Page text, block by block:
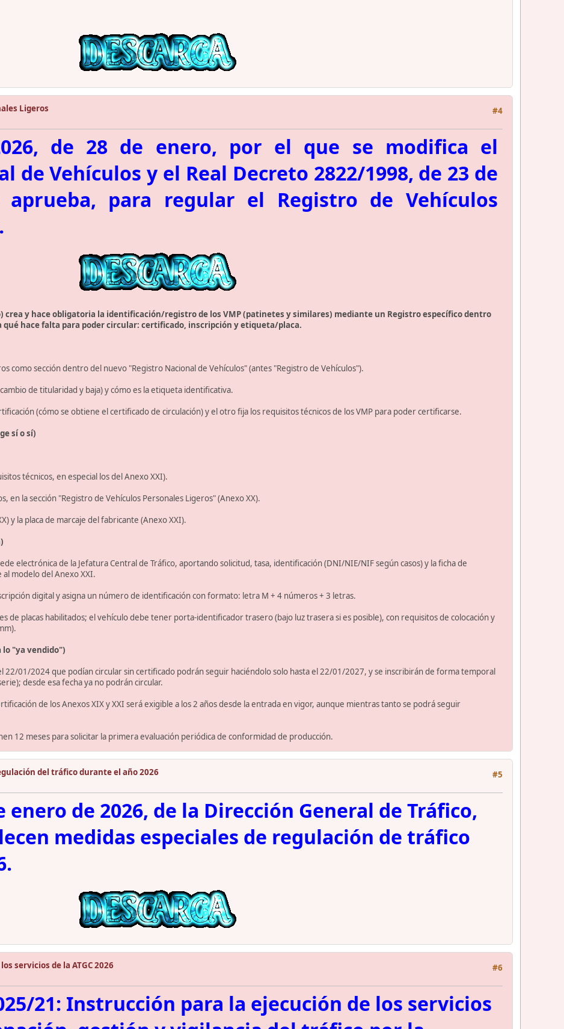
#4
Ligeros
de 28 de enero, por el que se modifica el
de Vehículos y el Real Decreto 2822/1998, de 23 de
para regular el Registro de Vehículos
crea y hace obligatoria la identificación/registro de los VMP (patinetes y similares) mediante un Registro específico dentro
qué hace falta para poder circular: certificado, inscripción y etiqueta/placa.
como sección dentro del nuevo "Registro Nacional de Vehículos" (antes "Registro de Vehículos").
de titularidad y baja) y cómo es la etiqueta identificativa.
(cómo se obtiene el certificado de circulación) y el otro fija los requisitos técnicos de los VMP para poder certificarse.
sí o sí)
técnicos, en especial los del Anexo XXI).
en la sección "Registro de Vehículos Personales Ligeros" (Anexo XX).
y la placa de marcaje del fabricante (Anexo XXI).
electrónica de la Jefatura Central de Tráfico, aportando solicitud, tasa, identificación (DNI/NIE/NIF según casos) y la ficha de
modelo del Anexo XXI.
digital y asigna un número de identificación con formato: letra M + 4 números + 3 letras.
de placas habilitados; el vehículo debe tener porta-identificador trasero (bajo luz trasera si es posible), con requisitos de colocación y
"ya vendido")
22/01/2024 que podían circular sin certificado podrán seguir haciéndolo solo hasta el 22/01/2027, y se inscribirán de forma temporal
desde esa fecha ya no podrán circular.
de los Anexos XIX y XXI será exigible a los 2 años desde la entrada en vigor, aunque mientras tanto se podrá seguir
12 meses para solicitar la primera evaluación periódica de conformidad de producción.
#5
del tráfico durante el año 2026
enero de 2026, de la Dirección General de Tráfico,
medidas especiales de regulación de tráfico
#6
servicios de la ATGC 2026
21: Instrucción para la ejecución de los servicios